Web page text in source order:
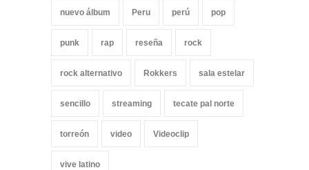
nuevo álbum Peru perú pop
punk rap reseña rock
rock alternativo Rokkers sala estelar
sencillo streaming tecate pal norte
torreón video Videoclip
vive latino